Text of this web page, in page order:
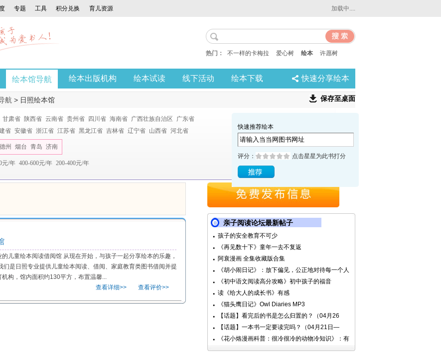
专题 工具 积分兑换 育儿资源 加载中....
热门： 不一样的卡梅拉 爱心树 绘本 许愿树
绘本馆导航 绘本出版机构 绘本试读 线下活动 绘本下载 快速分享绘本
航 > 日照绘本馆 保存至桌面
甘肃省 陕西省 云南省 贵州省 四川省 海南省 广西壮族自治区
广东省
省 安徽省 浙江省 江苏省 黑龙江省 吉林省 辽宁省 山西省 河北省
德州 烟台 青岛 济南
元/年 400-600元/年 200-400元/年
快速推荐绘本
评分： 点击星星为此书打分
儿童绘本阅读借阅馆 从现在开始，与孩子一起分享绘本的乐趣，
们是日照专业提供儿童绘本阅读、借阅、家庭教育类图书借阅并提
构，馆内面积约130平方，布置温馨...
查看详细>>
查看评价>>
亲子阅读论坛最新帖子
孩子的安全教育不可少
《再见数十下》童年一去不复返
阿衰漫画 全集收藏版合集
《胡小闹日记》：放下偏见，公正地对待每一个人
《初中语文阅读高分攻略》初中孩子的福音
读《给大人的成长书》有感
《猫头鹰日记》Owl Diaries MP3
【话题】看完后的书是怎么归置的？（04月26
【话题】一本书一定要读完吗？（04月21日—
《花小烙漫画科普：很冷很冷的动物冷知识》：有